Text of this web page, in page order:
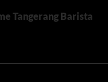
Tangerang Barista